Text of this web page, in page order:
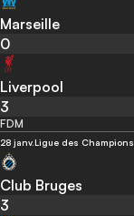
Marseille
0
Liverpool
3
FDM
28 janv.Ligue des Champions
Club Bruges
3